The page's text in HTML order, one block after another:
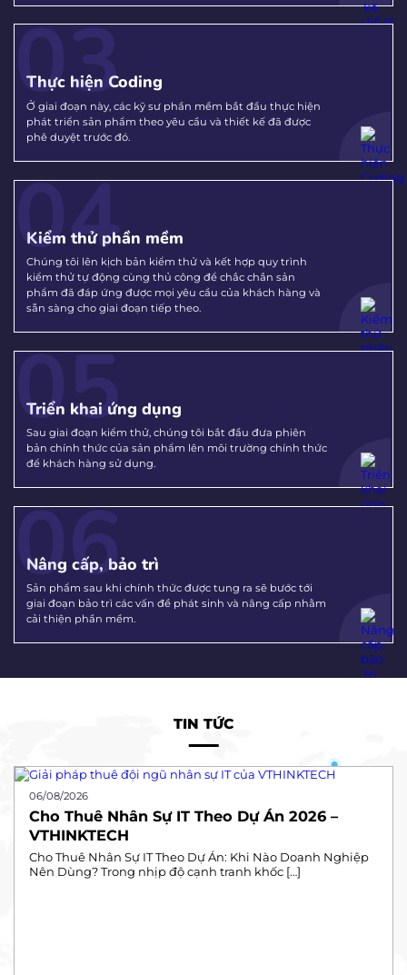
03
Thực hiện Coding
Ở giai đoạn này, các kỹ sư phần mềm bắt đầu thực hiện
phát triển sản phẩm theo yêu cầu và thiết kế đã được
phê duyệt trước đó.
04
Kiểm thử phần mềm
Chúng tôi lên kịch bản kiểm thử và kết hợp quy trình
kiểm thử tự động cùng thủ công để chắc chắn sản
phẩm đã đáp ứng được mọi yêu cầu của khách hàng và
sẵn sàng cho giai đoạn tiếp theo.
05
Triển khai ứng dụng
Sau giai đoạn kiểm thử, chúng tôi bắt đầu đưa phiên
bản chính thức của sản phẩm lên môi trường chính thức
để khách hàng sử dụng.
06
Nâng cấp, bảo trì
Sản phẩm sau khi chính thức được tung ra sẽ bước tới
giai đoạn bảo trì các vấn đề phát sinh và nâng cấp nhằm
cải thiện phần mềm.
TIN TỨC
06/08/2026
Cho Thuê Nhân Sự IT Theo Dự Án 2026 –
VTHINKTECH
Cho Thuê Nhân Sự IT Theo Dự Án: Khi Nào Doanh Nghiệp
Nên Dùng? Trong nhịp độ cạnh tranh khốc […]